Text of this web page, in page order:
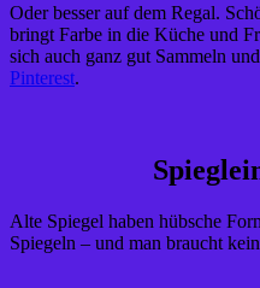
Oder besser auf dem Regal.
bringt Farbe in die Küche und
sich auch ganz gut Sammeln
Pinterest.
Alte Spiegel haben hübsche
Spiegeln – und man braucht